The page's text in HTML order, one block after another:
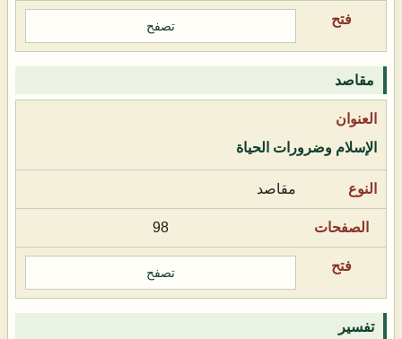
تصفح
مقاصد
الإسلام وضرورات الحياة
مقاصد
98
تصفح
تفسير